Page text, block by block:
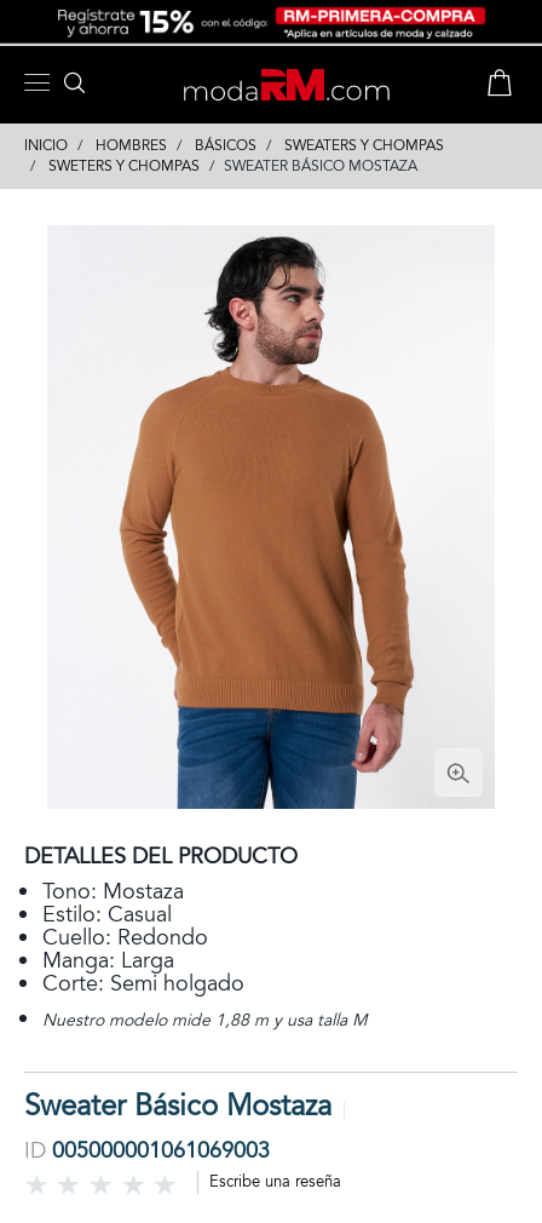
INICIO HOMBRES BÁSICOS
SWEATERS Y CHOMPAS
SWETERS Y CHOMPAS
SWEATER BÁSICO MOSTAZA
DETALLES DEL PRODUCTO
Tono: Mostaza
Estilo: Casual
Cuello: Redondo
Manga: Larga
Corte: Semi holgado
Nuestro modelo mide 1,88 m y usa talla M
Sweater Básico Mostaza
ID 005000001061069003
Escribe una reseña